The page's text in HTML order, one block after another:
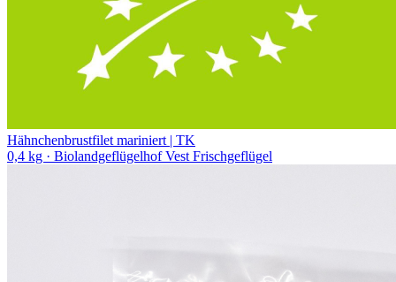
Hähnchenbrustfilet mariniert | TK
0,4 kg · Biolandgeflügelhof Vest Frischgeflügel